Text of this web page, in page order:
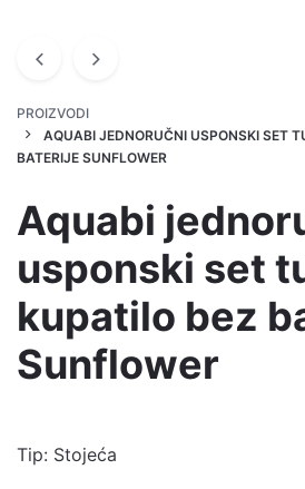
PROIZVODI
AQUABI JEDNORUČNI USPONSKI SET
BATERIJE SUNFLOWER
Aquabi
usponski set
kupatilo bez
Sunflower
Tip: Stojeća